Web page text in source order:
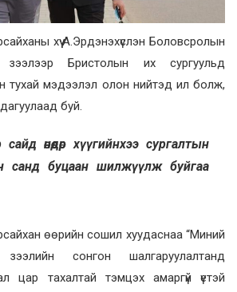
хүү А.Эрдэнэхүслэн Боловсролын
зээлээр Бристолын их сургуульд
тухай мэдээлэл олон нийтэд ил болж,
дагуулаад буй.
өнөөдөр хүүгийнхээ сургалтын
санд буцаан шилжүүлж буйгаа
өөрийн сошил хуудаснаа “Миний
зээлийн сонгон шалгаруулалтанд
цар тахалтай тэмцэх амаргүй үетэй